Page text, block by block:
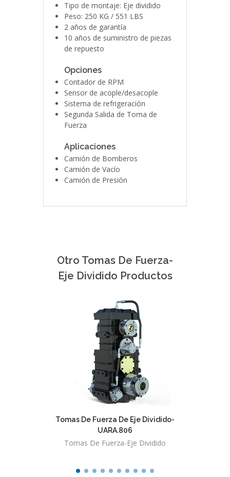
Tipo de montaje: Eje dividido
Peso: 250 KG / 551 LBS
2 años de garantía
10 años de suministro de piezas
de repuesto
Opciones
Contador de RPM
Sensor de acople/desacople
Sistema de refrigeración
Segunda Salida de Toma de
Fuerza
Aplicaciones
Camión de Bomberos
Camión de Vacío
Camión de Presión
Otro Tomas De Fuerza-
Eje Dividido Productos
Tomas De Fuerza De Eje Dividido-
UARA.806
Tomas De Fuerza-Eje Dividido